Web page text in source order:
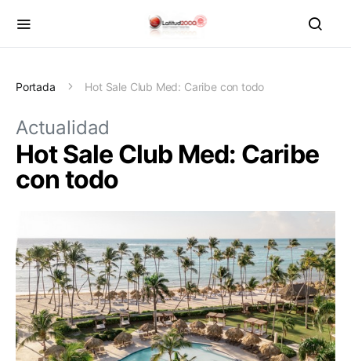
Portada Hot Sale Club Med: Caribe con todo
Actualidad
Hot Sale Club Med: Caribe
con todo